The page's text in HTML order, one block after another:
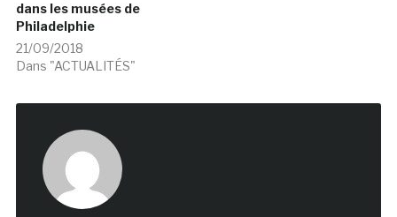
dans les musées de
Philadelphie
21/09/2018
Dans "ACTUALITÉS"